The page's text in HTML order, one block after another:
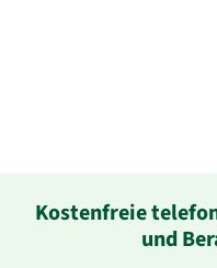
Kostenfreie
und